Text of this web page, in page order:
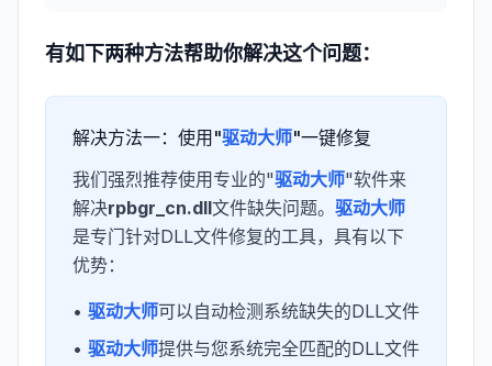
有如下两种方法帮助你解决这个问题：
解决方法一：使用"驱动大师"一键修复
我们强烈推荐使用专业的"驱动大师"软件来
解决rpbgr_cn.dll文件缺失问题。 驱动大师
是专门针对DLL文件修复的工具，具有以下
优势：
• 驱动大师可以自动检测系统缺失的DLL文件
• 驱动大师提供与您系统完全匹配的DLL文件